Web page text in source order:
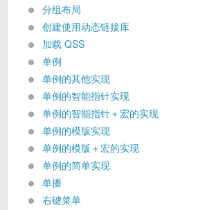
分组布局
创建使用动态链接库
加载 QSS
单例
单例的其他实现
单例的智能指针实现
单例的智能指针＋宏的实现
单例的模版实现
单例的模版＋宏的实现
单例的简单实现
单播
右键菜单